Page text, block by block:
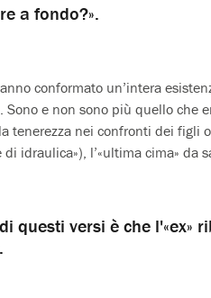
a fondo?».
conformato un’intera
e non sono più quello che
tenerezza nei confronti dei figli
idraulica»), l’«ultima cima» da
questi versi è che l'«ex»